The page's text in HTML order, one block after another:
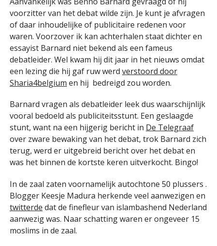
voorzitter van het debat wilde zijn. Je kunt je afvragen
of daar inhoudelijke of publicitaire redenen voor
waren. Voorzover ik kan achterhalen staat dichter en
essayist Barnard niet bekend als een fameus
debatleider. Wel kwam hij dit jaar in het nieuws omdat
een lezing die hij gaf ruw werd verstoord door
Sharia4belgium en hij bedreigd zou worden.
Barnard vragen als debatleider leek dus waarschijnlijk
vooral bedoeld als publiciteitsstunt. Een geslaagde
stunt, want na een hijgerig bericht in De Telegraaf
over zware bewaking van het debat, trok Barnard zich
terug, werd er uitgebreid bericht over het debat en
was het binnen de kortste keren uitverkocht. Bingo!
In de zaal zaten voornamelijk autochtone 50 plussers .
Blogger Keesje Madura herkende veel aanwezigen en
twitterde dat de finefleur van islambashend Nederland
aanwezig was. Naar schatting waren er ongeveer 15
moslims in de zaal.